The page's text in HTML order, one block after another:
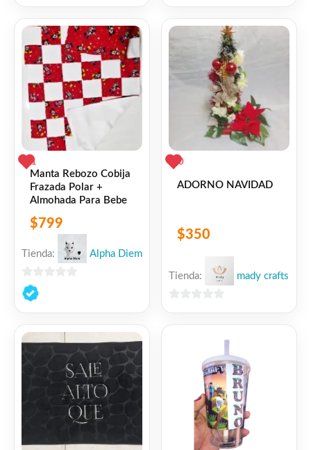
1
Manta Rebozo Cobija
Frazada Polar +
Almohada Para Bebe
$799
Tienda: Alpha Diem
0
de
0
ADORNO NAVIDAD
$350
Tienda: mady crafts